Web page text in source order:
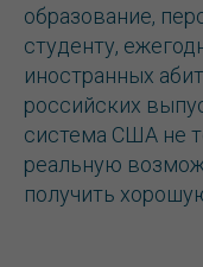
образование,
студенту,
иностранных
российских
система США не
реальную
получить